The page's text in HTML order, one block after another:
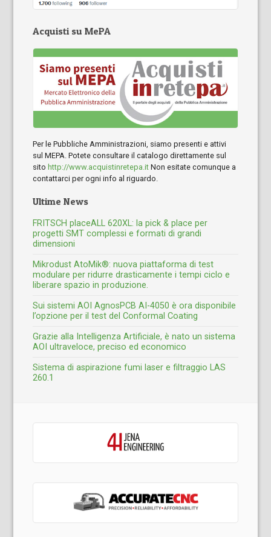
Acquisti su MePA
Per le Pubbliche Amministrazioni, siamo presenti e attivi
sul MEPA. Potete consultare il catalogo direttamente sul
sito http://www.acquistinretepa.it Non esitate comunque a
contattarci per ogni info al riguardo.
Ultime News
FRITSCH placeALL 620XL: la pick & place per
progetti SMT complessi e formati di grandi
dimensioni
Mikrodust AtoMik®: nuova piattaforma di test
modulare per ridurre drasticamente i tempi ciclo e
liberare spazio in produzione.
Sui sistemi AOI AgnosPCB AI-4050 è ora disponibile
l’opzione per il test del Conformal Coating
Grazie alla Intelligenza Artificiale, è nato un sistema
AOI ultraveloce, preciso ed economico
Sistema di aspirazione fumi laser e filtraggio LAS
260.1